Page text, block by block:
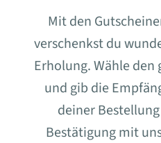
Mit den
verschenkst du
Erholung. Wähle
und gib die
deiner
Bestätigung mit